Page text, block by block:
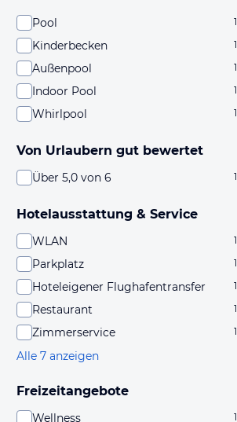
Pool 1
Kinderbecken 1
Außenpool 1
Indoor Pool 1
Whirlpool 1
Von Urlaubern gut bewertet
Über 5,0 von 6 1
Hotelausstattung & Service
WLAN 1
Parkplatz 1
Hoteleigener Flughafentransfer 1
Restaurant 1
Zimmerservice 1
Alle 7 anzeigen
Freizeitangebote
Wellness 1